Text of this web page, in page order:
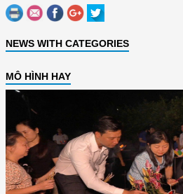
NEWS WITH CATEGORIES
MÔ HÌNH HAY